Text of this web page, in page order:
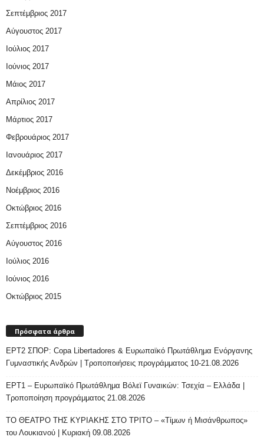
Σεπτέμβριος 2017
Αύγουστος 2017
Ιούλιος 2017
Ιούνιος 2017
Μάιος 2017
Απρίλιος 2017
Μάρτιος 2017
Φεβρουάριος 2017
Ιανουάριος 2017
Δεκέμβριος 2016
Νοέμβριος 2016
Οκτώβριος 2016
Σεπτέμβριος 2016
Αύγουστος 2016
Ιούλιος 2016
Ιούνιος 2016
Οκτώβριος 2015
Πρόσφατα άρθρα
ΕΡΤ2 ΣΠΟΡ: Copa Libertadores & Ευρωπαϊκό Πρωτάθλημα Ενόργανης
Γυμναστικής Ανδρών | Τροποποιήσεις προγράμματος 10-21.08.2026
ΕΡΤ1 – Ευρωπαϊκό Πρωτάθλημα Βόλεϊ Γυναικών: Τσεχία – Ελλάδα |
Τροποποίηση προγράμματος 21.08.2026
ΤΟ ΘΕΑΤΡΟ ΤΗΣ ΚΥΡΙΑΚΗΣ ΣΤΟ ΤΡΙΤΟ – «Τίμων ή Μισάνθρωπος»
του Λουκιανού | Κυριακή 09.08.2026